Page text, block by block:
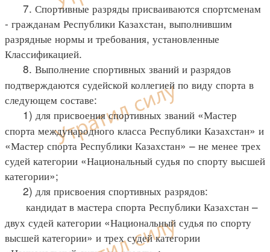
7. Спортивные разряды присваиваются спортсменам
- гражданам Республики Казахстан, выполнившим
разрядные нормы и требования, установленные
Классификацией.
8. Выполнение спортивных званий и разрядов
подтверждаются судейской коллегией по виду спорта в
следующем составе:
1) для присвоения спортивных званий «Мастер
спорта международного класса Республики Казахстан» и
«Мастер спорта Республики Казахстан» – не менее трех
судей категории «Национальный судья по спорту высшей
категории»;
2) для присвоения спортивных разрядов:
кандидат в мастера спорта Республики Казахстан –
двух судей категории «Национальный судья по спорту
высшей категории» и трех судей категории